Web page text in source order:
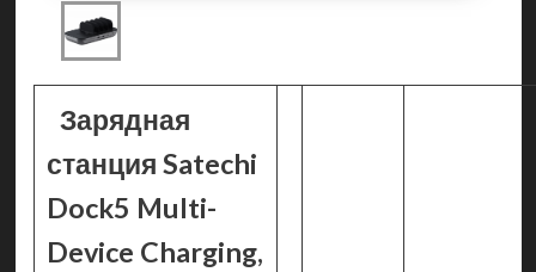
Зарядная
станция Satechi
Dock5 Multi-
Device Charging,